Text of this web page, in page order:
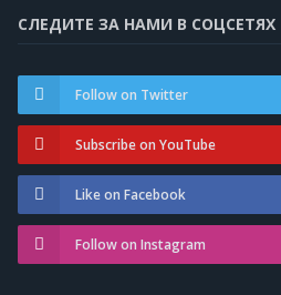
СЛЕДИТЕ ЗА НАМИ В СОЦСЕТЯХ
Follow on Twitter
Subscribe on YouTube
Like on Facebook
Follow on Instagram